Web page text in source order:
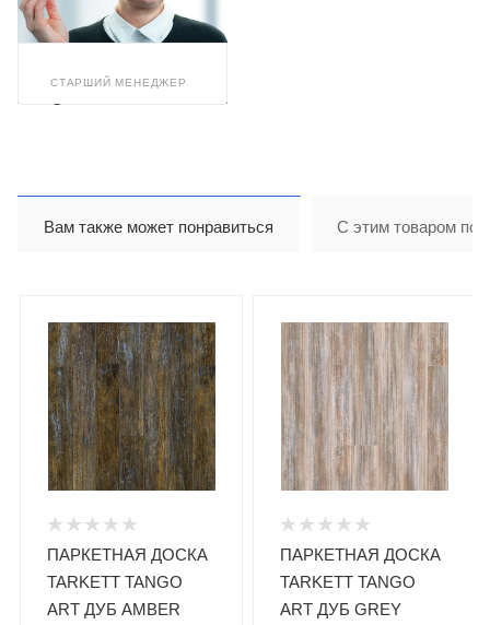
СТАРШИЙ МЕНЕДЖЕР
Светлана
Вам также может понравиться С этим товаром
ПАРКЕТНАЯ ДОСКА
TARKETT TANGO
ART ДУБ AMBER
ПАРКЕТНАЯ ДОСКА
TARKETT TANGO
ART ДУБ GREY